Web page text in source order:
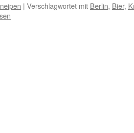
| Verschlagwortet mit Berlin, Bier,